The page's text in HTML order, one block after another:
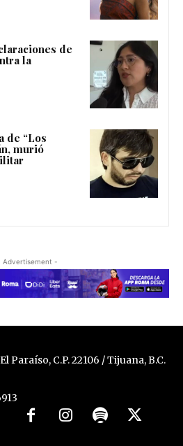
de
la
de “Los
murió
Advertisement -
Paraíso, C.P. 22106 / Tijuana, B.C.